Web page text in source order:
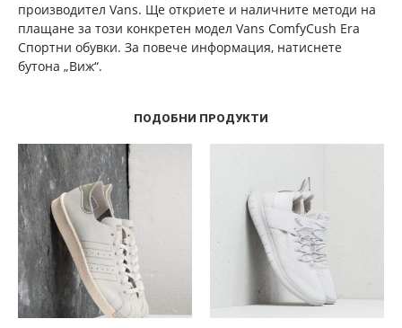
производител Vans. Ще откриете и наличните методи на
плащане за този конкретен модел Vans ComfyCush Era
Спортни обувки. За повече информация, натиснете
бутона „Виж“.
ПОДОБНИ ПРОДУКТИ